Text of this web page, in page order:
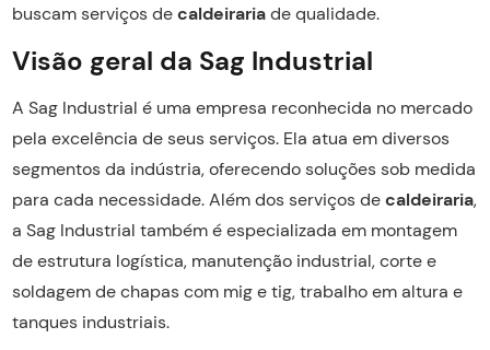
buscam serviços decaldeirariade qualidade.
Visão geral da Sag Industrial
A Sag Industrial é uma empresa reconhecida no mercado
pela excelência de seus serviços. Ela atua em diversos
segmentos da indústria, oferecendo soluções sob medida
para cada necessidade. Além dos serviços decaldeiraria,
a Sag Industrial também é especializada em montagem
de estrutura logística, manutenção industrial, corte e
soldagem de chapas com mig e tig, trabalho em altura e
tanques industriais.